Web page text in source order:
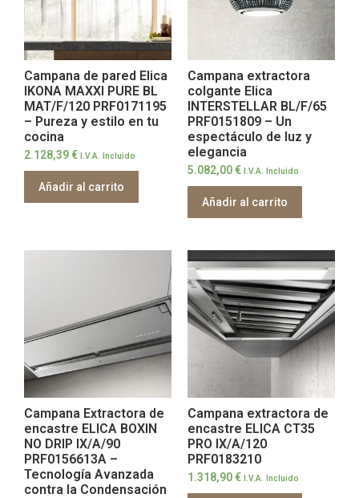
Campana de pared Elica
IKONA MAXXI PURE BL
MAT/F/120 PRF0171195
– Pureza y estilo en tu
cocina
2.128,39 € I.V.A. Incluido
Añadir al carrito
Campana extractora
colgante Elica
INTERSTELLAR BL/F/65
PRF0151809 – Un
espectáculo de luz y
elegancia
5.082,00 € I.V.A. Incluido
Añadir al carrito
Campana Extractora de
encastre ELICA BOXIN
NO DRIP IX/A/90
PRF0156613A –
Tecnología Avanzada
contra la Condensación
Campana extractora de
encastre ELICA CT35
PRO IX/A/120
PRF0183210
1.318,90 € I.V.A. Incluido